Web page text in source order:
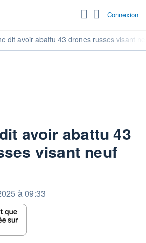
Connexion
dit avoir abattu 43 drones russes visant
avoir abattu 43
visant neuf
à 09:33